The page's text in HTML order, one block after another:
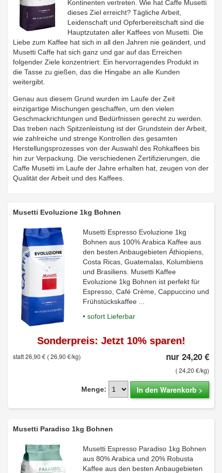
Kontinenten vertreten. Wie hat Caffe Musetti
dieses Ziel erreicht? Tägliche Arbeit,
Leidenschaft und Opferbereitschaft sind die
Hauptzutaten aller Kaffees von Musetti. Die
Liebe zum Kaffee hat sich in all den Jahren nie geändert, und
Musetti Caffe hat sich ganz und gar auf das Erreichen
folgender Ziele konzentriert: Ein hervorragendes Produkt in
die Tasse zu gießen, das die Hingabe an alle Kunden
weitergibt.
Genau aus diesem Grund wurden im Laufe der Zeit
einzigartige Mischungen geschaffen, um den vielen
Geschmackrichtungen und Bedürfnissen gerecht zu werden.
Das treben nach Spitzenleistung ist der Grundstein der Arbeit,
wie zahlreiche und strenge Kontrollen des gesamten
Herstellungsprozesses von der Auswahl des Rohkaffees bis
hin zur Verpackung. Die verschiedenen Zertifizierungen, die
Caffe Musetti im Laufe der Jahre erhalten hat, zeugen von der
Qualität der Arbeit und des Kaffees.
Musetti Evoluzione 1kg Bohnen
Musetti Espresso Evoluzione 1kg
Bohnen aus 100% Arabica Kaffee aus
den besten Anbaugebieten Äthiopiens,
Costa Ricas, Guatemalas, Kolumbiens
und Brasiliens. Musetti Kaffee
Evoluzione 1kg Bohnen ist perfekt für
Espresso, Café Crème, Cappuccino und
Frühstückskaffee ...
• sofort Lieferbar
Sonderpreis: Jetzt 10% sparen!
statt 26,90 € ( 26,90 €/kg) nur 24,20 €
( 24,20 €/kg)
Menge: In den Warenkorb >
Musetti Paradiso 1kg Bohnen
Musetti Espresso Paradiso 1kg Bohnen
aus 80% Arabica und 20% Robusta
Kaffee aus den besten Anbaugebieten